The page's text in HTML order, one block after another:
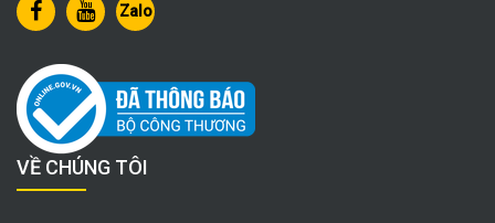
Zalo
VỀ CHÚNG TÔI